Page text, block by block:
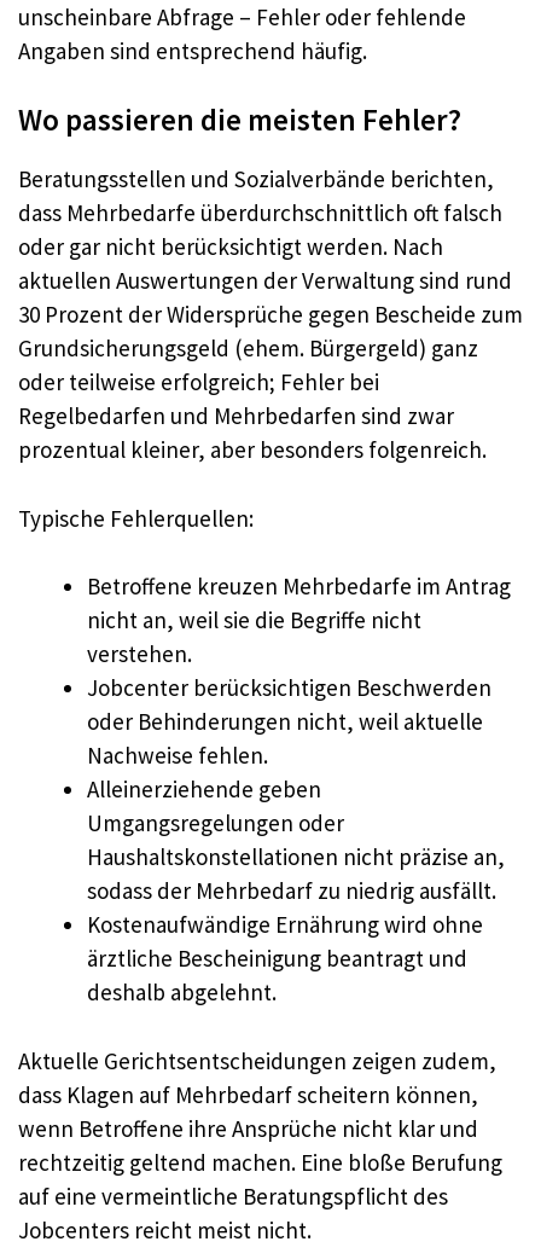
unscheinbare Abfrage – Fehler oder fehlende
Angaben sind entsprechend häufig.
Wo passieren die meisten Fehler?
Beratungsstellen und Sozialverbände berichten,
dass Mehrbedarfe überdurchschnittlich oft falsch
oder gar nicht berücksichtigt werden. Nach
aktuellen Auswertungen der Verwaltung sind rund
30 Prozent der Widersprüche gegen Bescheide zum
Grundsicherungsgeld (ehem. Bürgergeld) ganz
oder teilweise erfolgreich; Fehler bei
Regelbedarfen und Mehrbedarfen sind zwar
prozentual kleiner, aber besonders folgenreich.
Typische Fehlerquellen:
Betroffene kreuzen Mehrbedarfe im Antrag
nicht an, weil sie die Begriffe nicht
verstehen.
Jobcenter berücksichtigen Beschwerden
oder Behinderungen nicht, weil aktuelle
Nachweise fehlen.
Alleinerziehende geben
Umgangsregelungen oder
Haushaltskonstellationen nicht präzise an,
sodass der Mehrbedarf zu niedrig ausfällt.
Kostenaufwändige Ernährung wird ohne
ärztliche Bescheinigung beantragt und
deshalb abgelehnt.
Aktuelle Gerichtsentscheidungen zeigen zudem,
dass Klagen auf Mehrbedarf scheitern können,
wenn Betroffene ihre Ansprüche nicht klar und
rechtzeitig geltend machen. Eine bloße Berufung
auf eine vermeintliche Beratungspflicht des
Jobcenters reicht meist nicht.